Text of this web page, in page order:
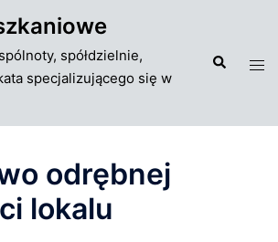
spółdzielnie,
specjalizującego się w
Szukaj
odrębnej
lokalu